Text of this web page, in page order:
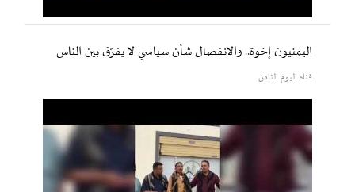
اليمنيون إخوة.. والانفصال شأن سياسي لا يفرّق بين الناس
قناة اليوم الثامن